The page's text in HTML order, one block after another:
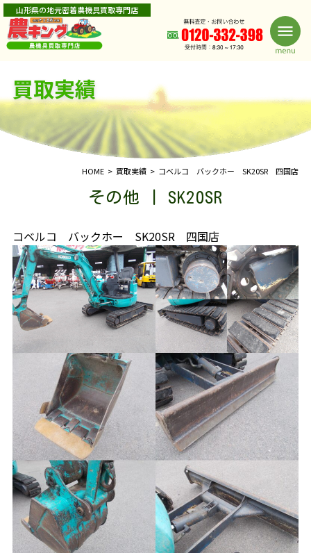
山形県の地元密着農機具買取専門店
買取実績
HOME 買取実績 コベルコ バックホー SK20SR 四国店
その他 | SK20SR
コベルコ バックホー SK20SR 四国店